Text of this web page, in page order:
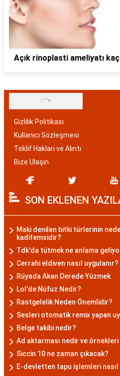
Açık rinoplasti ameliyatı
Gizlilik Politikası
Kullanıcı Sözleşmesi
Teklif Hakları ve Alıntı
Bize Ulaşın
SON EKLENEN
Maki denilen bitki türlerinin
kadifemsidir?
Tdk'da tütmek ne anlama
Cerrahi eldiven nasıl uygulanır?
Rüyada Akan Derede Yüzmek
Lol'de Nüfuz Nedir?
Rastgelelik Neden Önemlidir?
Sesleri otomatik remix yapan
Belge takibi nedir?
Ad aktarması nedir ve örnekleri
Siccin 10 ne zaman çıkacak?
E-devletten tapu işlemleri nasıl